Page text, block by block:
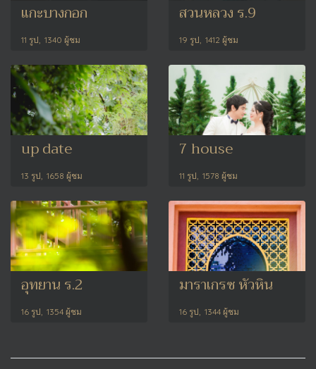
แกะบางกอก
11 รูป, 1340 ผู้ชม
สวนหลวง ร.9
19 รูป, 1412 ผู้ชม
up date
13 รูป, 1658 ผู้ชม
7 house
11 รูป, 1578 ผู้ชม
อุทยาน ร.2
16 รูป, 1354 ผู้ชม
มาราเกรซ หัวหิน
16 รูป, 1344 ผู้ชม